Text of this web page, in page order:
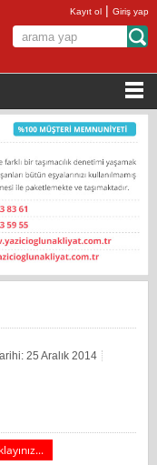
Kayıt ol |Giriş yap
25 Aralık 2014